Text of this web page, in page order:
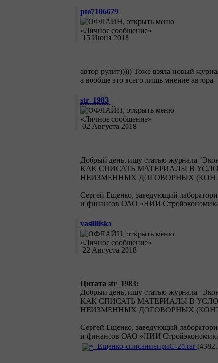
pto7106679
15 Июня 2018
автор рулит))))) Тоже взяла новый
а вообще это всего лишь мнение автора
str_1983
02 Августа 2018
Добрый день, ищу статью журнала
КАК СПИСАТЬ МАТЕРИАЛЫ В
НЕИЗМЕННЫХ ДОГОВОРНЫХ
Сергей Ещенко, заведующий
и финансов ОАО «НИИ
vasillliska
22 Августа 2018
Цитата str_1983:
Добрый день, ищу статью журнала
КАК СПИСАТЬ МАТЕРИАЛЫ В
НЕИЗМЕННЫХ ДОГОВОРНЫХ
Сергей Ещенко, заведующий
и финансов ОАО «НИИ
Ещенко-списаниеприС-2б.rar